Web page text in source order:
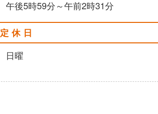
午後5時59分～午前2時31分
定休日
日曜